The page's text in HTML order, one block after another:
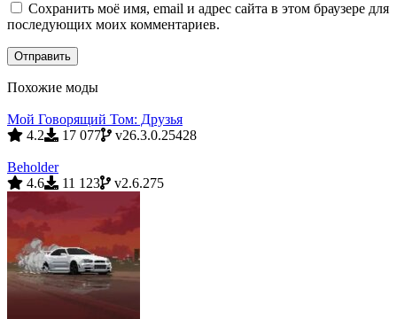
Сохранить моё имя, email и адрес сайта в этом браузере для
последующих моих комментариев.
Похожие моды
Мой Говорящий Том: Друзья
4.2
17 077 v26.3.0.25428
Beholder
4.6
11 123 v2.6.275